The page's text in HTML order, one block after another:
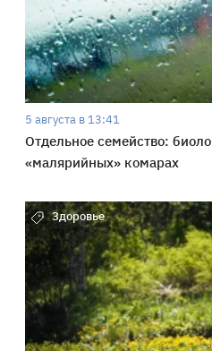
5 августа в 13:41
Отдельное семейство:
«малярийных» комарах
Здоровье